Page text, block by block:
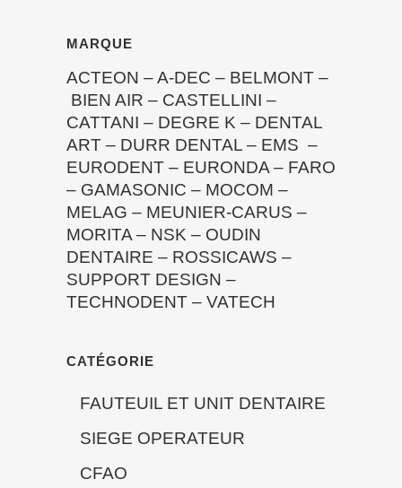
MARQUE
ACTEON –A-DEC – BELMONT –
BIEN AIR – CASTELLINI –
CATTANI – DEGRE K – DENTAL
ART – DURR DENTAL – EMS –
EURODENT – EURONDA – FARO
– GAMASONIC – MOCOM –
MELAG – MEUNIER-CARUS –
MORITA – NSK – OUDIN
DENTAIRE – ROSSICAWS –
SUPPORT DESIGN –
TECHNODENT – VATECH
CATÉGORIE
FAUTEUIL ET UNIT DENTAIRE
SIEGE OPERATEUR
CFAO